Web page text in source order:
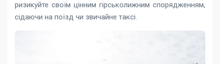
ризикуйте своїм цінним гірськолижним спорядженням,
сідаючи на поїзд чи звичайне таксі.